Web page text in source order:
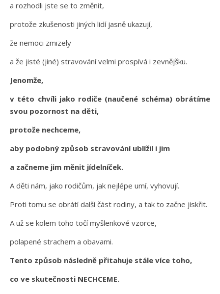
a rozhodli jste se to změnit,
protože zkušenosti jiných lidí jasně ukazují,
že nemoci zmizely
a že jisté (jiné) stravování velmi prospívá i zevnějšku.
Jenomže,
v této chvíli jako rodiče (naučené schéma) obrátíme
svou pozornost na děti,
protože nechceme,
aby podobný způsob stravování ublížil i jim
a začneme jim měnit jídelníček.
A děti nám, jako rodičům, jak nejlépe umí, vyhovují.
Proti tomu se obrátí další část rodiny, a tak to začne jiskřit.
A už se kolem toho točí myšlenkové vzorce,
polapené strachem a obavami.
Tento způsob následně přitahuje stále více toho,
co ve skutečnosti NECHCEME.